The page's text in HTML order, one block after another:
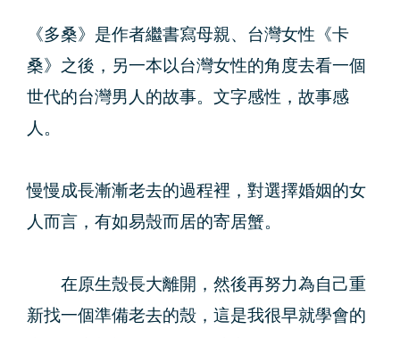
《多桑》是作者繼書寫母親、台灣女性《卡
桑》之後，另一本以台灣女性的角度去看一個
世代的台灣男人的故事。文字感性，故事感
人。
慢慢成長漸漸老去的過程裡，對選擇婚姻的女
人而言，有如易殼而居的寄居蟹。
在原生殼長大離開，然後再努力為自己重
新找一個準備老去的殼，這是我很早就學會的